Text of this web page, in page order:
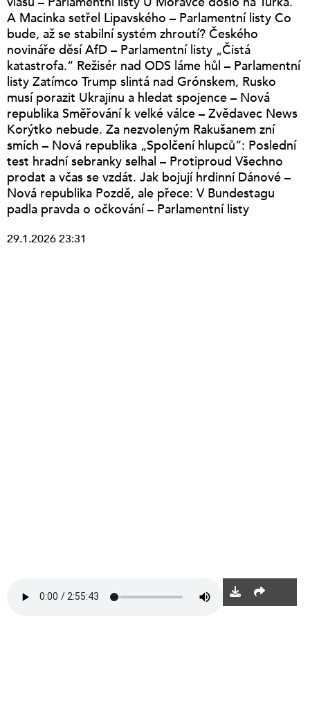
A Macinka setřel Lipavského – Parlamentní listy Co
bude, až se stabilní systém zhroutí? Českého
novináře děsí AfD – Parlamentní listy „Čistá
katastrofa.“ Režisér nad ODS láme hůl – Parlamentní
listy Zatímco Trump slintá nad Grónskem, Rusko
musí porazit Ukrajinu a hledat spojence – Nová
republika Směřování k velké válce – Zvědavec News
Korýtko nebude. Za nezvoleným Rakušanem zní
smích – Nová republika „Spolčení hlupců“: Poslední
test hradní sebranky selhal – Protiproud Všechno
prodat a včas se vzdát. Jak bojují hrdinní Dánové –
Nová republika Pozdě, ale přece: V Bundestagu
padla pravda o očkování – Parlamentní listy
29.1.2026 23:31